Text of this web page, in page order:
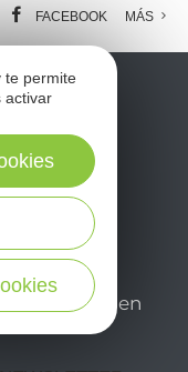
FACEBOOK MÁS
nuestro
y
para
su estancia en
te permite
activar